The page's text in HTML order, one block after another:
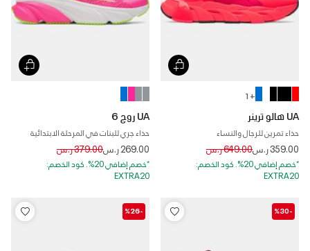
+ 1
UA هالو ترينر
حذاء تمرين للرجال والنساء
359.00 ر.س Price reduced from
649.00 ر.س to
*خصم إضافي 20%. كود الخصم:
EXTRA20
UA روج 6
حذاء جري للبنات في المرحلة الابتدائية
269.00 ر.س Price reduced from
379.00 ر.س to
*خصم إضافي 20%. كود الخصم:
EXTRA20
-%30
-%26